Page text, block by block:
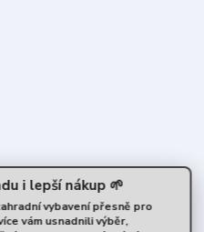
i lepší nákup 🌱
vybavení přesně pro
vám usnadnili výběr,